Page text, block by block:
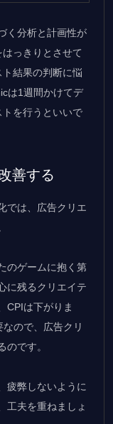
く分析と計画性が
っきりとさせて
結果の判断に悩
は1週間かけてデ
を行うといいで
善する
では、広告クリエ
のゲームに抱く第
に残るクリエイテ
CPIは下がりま
ので、広告クリ
のです。
疲弊しないように
工夫を重ねましょ